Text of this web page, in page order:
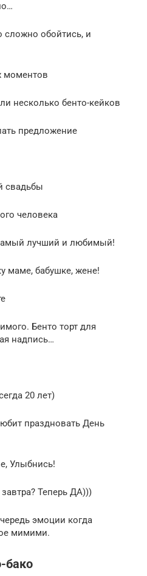
сложно обойтись, и
моментов
несколько бенто-кейков
предложение
свадьбы
человека
лучший и любимый!
маме, бабушке, жене!
Бенто торт для
надпись…
20 лет)
праздновать День
Улыбнись!
Теперь ДА)))
эмоции когда
мимими.
бако